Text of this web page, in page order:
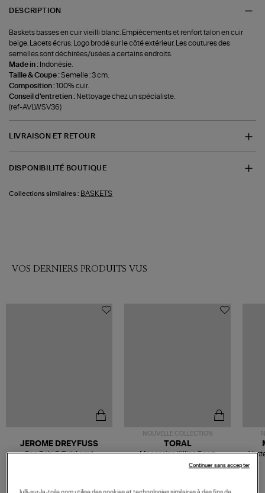
DESCRIPTION
Baskets basses en cuir vieilli blanc. Empiècements et renfort talon en cuir
beige. Lacets écrus. Logo brodé sur le côté extérieur. Les coutures des
semelles sont déchirées/usées a certains endroits.
Made in : Indonésie.
Taille & Coupe :Semelle : 3 cm.
Composition :100% cuir.
Conseil d'entretien : Nettoyage chez un spécialiste.
(ref-AVLWSV36)
LIVRAISON ET RETOUR
DISPONIBILITÉ BOUTIQUE
Collections similaires : BASKETS
VOS DERNIERS PRODUITS VUS
JEROME DREYFUSS
Sac Bobi S Cuir Lamé
NOUVELLE COLLECTION
189,00 €
TORAL
Mocassins Killian Sport
MousseContinuer sans accepter